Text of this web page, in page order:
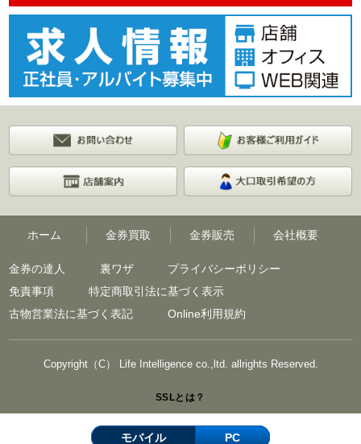
ホーム 金券買取 金券販売 会社概要
金券の達人 裏ワザ
プライバシーポリシー
免責事項
特定商取引法に基づく表示
古物営業法に基づく表記
Online利用規約
Copyright（C） Life Intelligence co.,ltd. allrights Reserved.
SSLとは？
モバイル PC